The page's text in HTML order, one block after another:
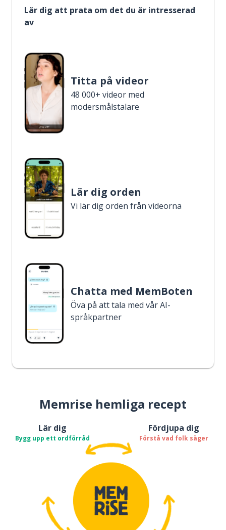
Lär dig att prata om det du är intresserad
av
Titta på videor
48 000+ videor med
modersmålstalare
Lär dig orden
Vi lär dig orden från videorna
Chatta med MemBoten
Öva på att tala med vår AI-
språkpartner
Memrise hemliga recept
Lär dig
Bygg upp ett ordförråd
Fördjupa dig
Förstå vad folk säger